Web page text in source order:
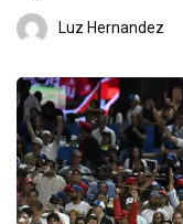
Luz Hernandez